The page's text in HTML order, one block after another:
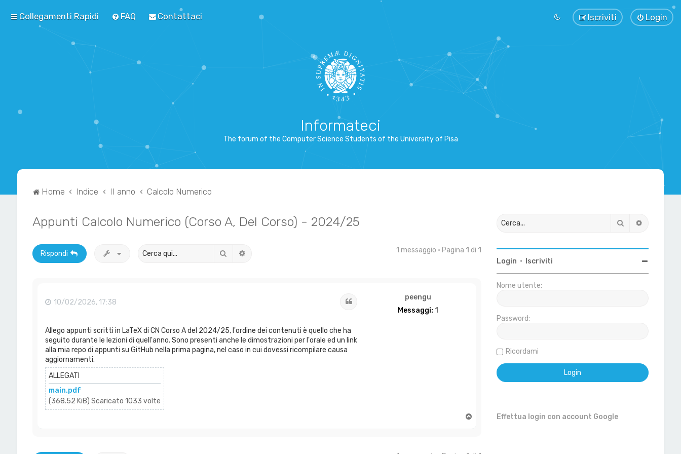
Collegamenti Rapidi FAQ Contattaci Login
Iscriviti
Informateci
The forum of the Computer Science Students of the University of Pisa
Home Indice II anno Calcolo Numerico
Appunti Calcolo Numerico (Corso A, Del Corso) - 2024/25
Rispondi Cerca 1 messaggio • Pagina 1 di 1
peengu
Messaggi: 1
10/02/2026, 17:38
Allego appunti scritti in LaTeX di CN Corso A del 2024/25, l'ordine dei contenuti è quello che ha
seguito durante le lezioni di quell'anno. Sono presenti anche le dimostrazioni per l'orale ed un link
alla mia repo di appunti su GitHub nella prima pagina, nel caso in cui dovessi ricompilare causa
aggiornamenti.
ALLEGATI
main.pdf
(368.52 KiB) Scaricato 1033 volte
Cerca
Login • Iscriviti
Nome utente:
Password:
Ricordami
Effettua login con account Google